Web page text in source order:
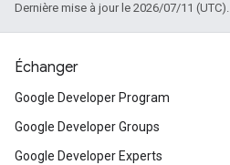
Dernière mise à jour le 2026/07/11 (UTC).
Échanger
Google Developer Program
Google Developer Groups
Google Developer Experts